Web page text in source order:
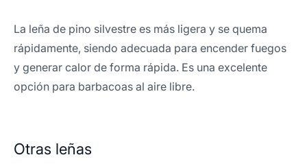
La leña de pino silvestre es más ligera y se quema
rápidamente, siendo adecuada para encender fuegos
y generar calor de forma rápida. Es una excelente
opción para barbacoas al aire libre.
Otras leñas